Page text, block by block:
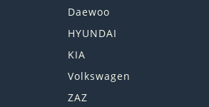
Daewoo
HYUNDAI
KIA
Volkswagen
ZAZ